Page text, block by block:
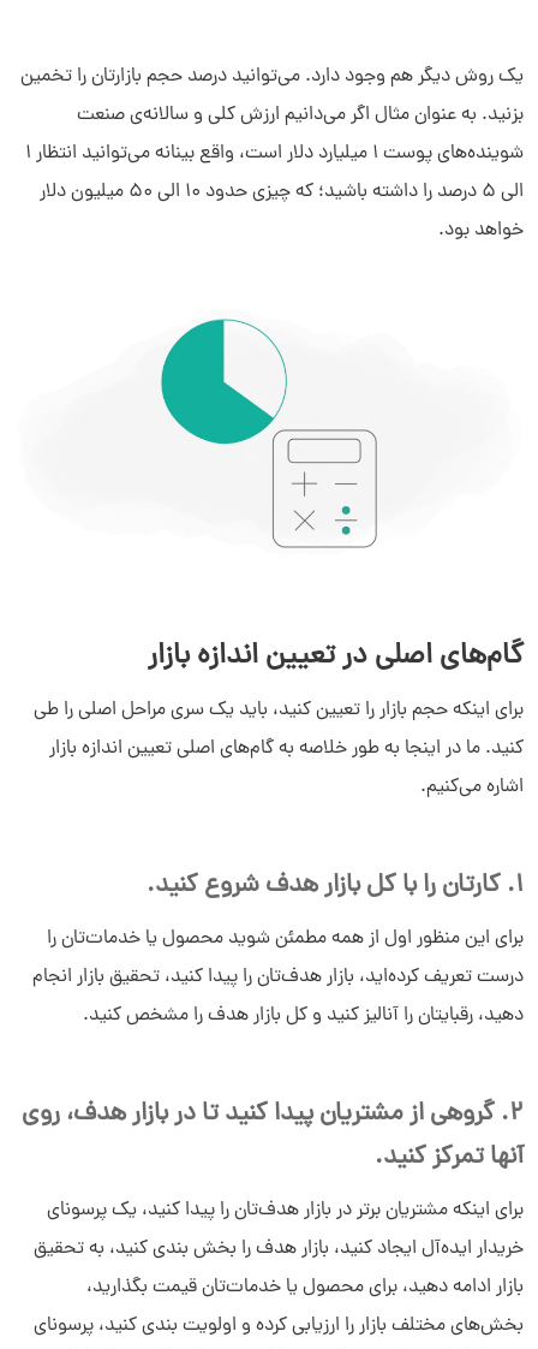
یک روش دیگر هم وجود دارد. می‌توانید درصد حجم بازارتان را تخمین
بزنید. به عنوان مثال اگر می‌دانیم ارزش کلی و سالانه‌ی صنعت
شوینده‌های پوست 1 میلیارد دلار است، واقع‌ بینانه می‌توانید انتظار 1
الی 5 درصد را داشته باشید؛ که چیزی حدود 10 الی 50 میلیون دلار
خواهد بود.
گام‌های اصلی در تعیین اندازه بازار
برای اینکه حجم بازار را تعیین کنید، باید یک سری مراحل اصلی را طی
کنید. ما در اینجا به طور خلاصه به گام‌های اصلی تعیین اندازه بازار
اشاره می‌کنیم.
1. کارتان را با کل بازار هدف شروع کنید.
برای این منظور اول از همه مطمئن شوید محصول یا خدمات‌تان را
درست تعریف کرده‌اید، بازار هدف‌تان را پیدا کنید، تحقیق بازار انجام
دهید، رقبایتان را آنالیز کنید و کل بازار هدف را مشخص کنید.
2. گروهی از مشتریان پیدا کنید تا در بازار هدف، روی
آنها تمرکز کنید.
برای اینکه مشتریان برتر در بازار هدف‌تان را پیدا کنید، یک پرسونای
خریدار ایده‌آل ایجاد کنید، بازار هدف را بخش بندی کنید، به تحقیق
بازار ادامه دهید، برای محصول یا خدمات‌تان قیمت بگذارید،
بخش‌های مختلف بازار را ارزیابی کرده و اولویت بندی کنید، پرسونای
چطور میتونم کمکتون کنم؟